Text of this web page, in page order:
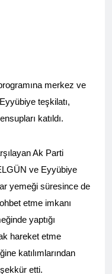
merkez ve
teşkilatı,
katıldı.
Ak Parti
ve Eyyübiye
yemeği süresince de
etme imkanı
yaptığı
hareket etme
katılımlarından
etti.